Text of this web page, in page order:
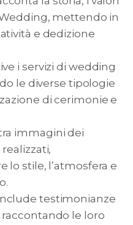
mettendo in
e dedizione
i servizi di wedding
le diverse tipologie
di cerimonie e
immagini dei
lo stile, l’atmosfera e
testimonianze
le loro